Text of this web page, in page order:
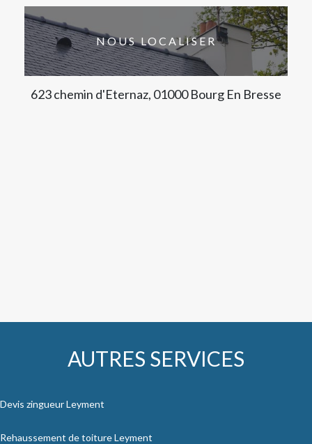
NOUS LOCALISER
623 chemin d'Eternaz, 01000 Bourg En Bresse
AUTRES SERVICES
Devis zingueur Leyment
Rehaussement de toiture Leyment